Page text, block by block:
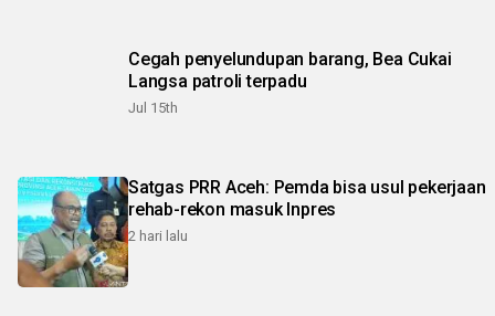
Cegah penyelundupan barang, Bea Cukai
Langsa patroli terpadu
Jul 15th
Satgas PRR Aceh: Pemda bisa usul pekerjaan
rehab-rekon masuk Inpres
2 hari lalu